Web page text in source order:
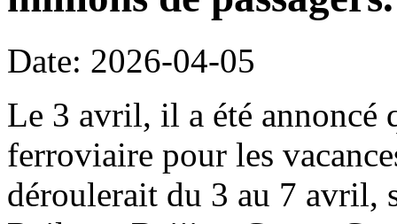
Date: 2026-04-05
Le 3 avril, il a été annoncé
ferroviaire pour les
déroulerait du 3 au 7 avril,